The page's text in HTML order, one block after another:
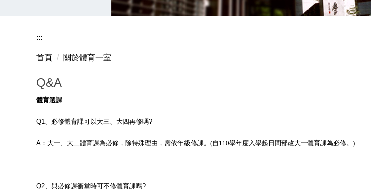
:::
首頁 關於體育一室
Q&A
體育選課
Q1、必修體育課可以大三、大四再修嗎?
A ：大一、大二體育課為必修，除特殊理由，需依年級修課。 (自110學年度入學起日間部改大一體育課為必修。 )
Q2、與必修課衝堂時可不修體育課嗎?